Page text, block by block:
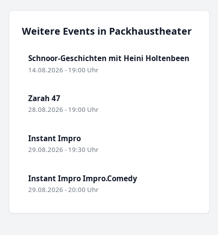
Weitere Events in Packhaustheater
Schnoor-Geschichten mit Heini Holtenbeen
14.08.2026 - 19:00 Uhr
Zarah 47
28.08.2026 - 19:00 Uhr
Instant Impro
29.08.2026 - 19:30 Uhr
Instant Impro Impro.Comedy
29.08.2026 - 20:00 Uhr